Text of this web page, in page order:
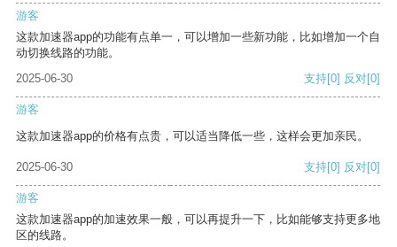
游客
这款加速器app的功能有点单一，可以增加一些新功能，比如增加一个自
动切换线路的功能。
2025-06-30
支持[0] 反对[0]
游客
这款加速器app的价格有点贵，可以适当降低一些，这样会更加亲民。
2025-06-30 支持[0] 反对[0]
游客
这款加速器app的加速效果一般，可以再提升一下，比如能够支持更多地
区的线路。